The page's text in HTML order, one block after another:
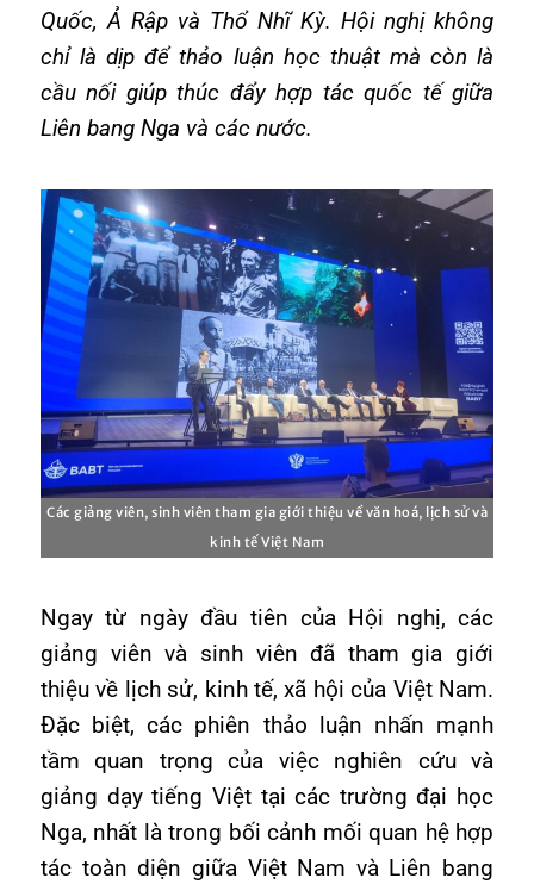
Quốc, Ả Rập và Thổ Nhĩ Kỳ. Hội nghị không
chỉ là dịp để thảo luận học thuật mà còn là
cầu nối giúp thúc đẩy hợp tác quốc tế giữa
Liên bang Nga và các nước.
Các giảng viên, sinh viên tham gia giới thiệu về văn hoá, lịch sử và
kinh tế Việt Nam
Ngay từ ngày đầu tiên của Hội nghị, các
giảng viên và sinh viên đã tham gia giới
thiệu về lịch sử, kinh tế, xã hội của Việt Nam.
Đặc biệt, các phiên thảo luận nhấn mạnh
tầm quan trọng của việc nghiên cứu và
giảng dạy tiếng Việt tại các trường đại học
Nga, nhất là trong bối cảnh mối quan hệ hợp
tác toàn diện giữa Việt Nam và Liên bang